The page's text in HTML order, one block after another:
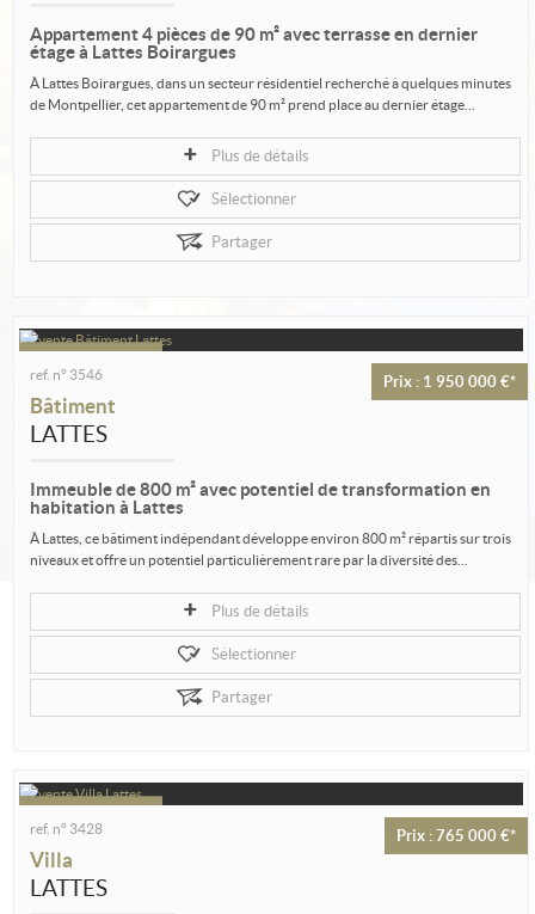
Créer une alerte
Ma sélection
Contact
Appartement 4 pièces de 90 m² avec terrasse en dernier
étage à Lattes Boirargues
À Lattes Boirargues, dans un secteur résidentiel recherché à quelques minutes
de Montpellier, cet appartement de 90 m² prend place au dernier étage...
Plus de détails
Sélectionner
Partager
Prix : 1 950 000 €*
ref. n° 3546
Bâtiment
LATTES
Immeuble de 800 m² avec potentiel de transformation en
habitation à Lattes
À Lattes, ce bâtiment indépendant développe environ 800 m² répartis sur trois
niveaux et offre un potentiel particulièrement rare par la diversité des...
Plus de détails
Sélectionner
Partager
Prix : 765 000 €*
ref. n° 3428
Villa
LATTES